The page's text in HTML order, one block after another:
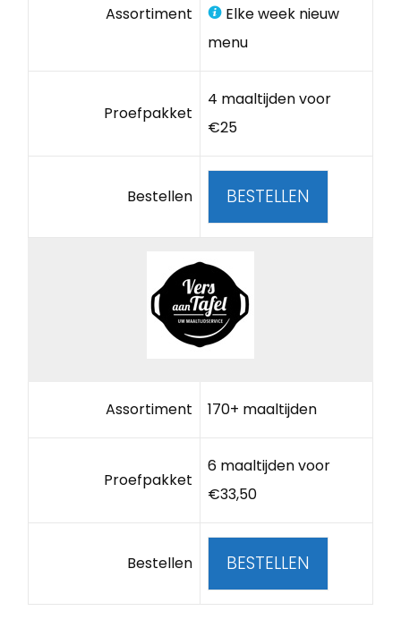
Assortiment
Elke week nieuw
menu
Proefpakket
4 maaltijden voor
€25
Bestellen BESTELLEN
Assortiment 170+ maaltijden
Proefpakket
6 maaltijden voor
€33,50
Bestellen BESTELLEN